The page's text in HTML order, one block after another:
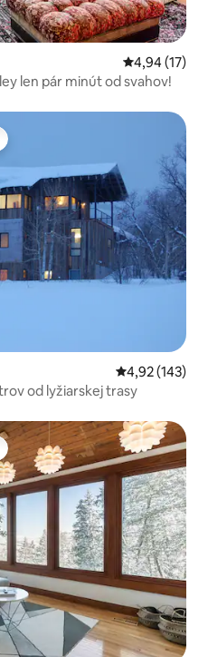
Priemerné
4,94 (17)
len pár minút od svahov!
Priemerné
4,92 (143)
od lyžiarskej trasy